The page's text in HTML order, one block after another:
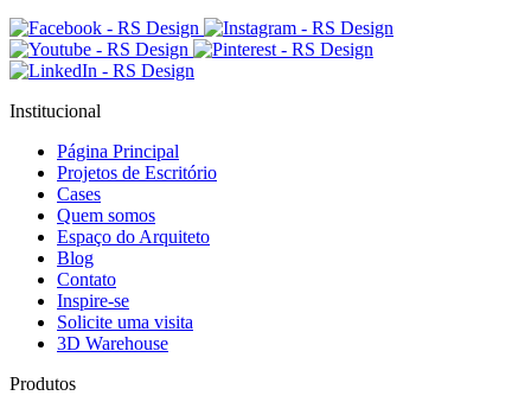
Institucional
Página Principal
Projetos de Escritório
Cases
Quem somos
Espaço do Arquiteto
Blog
Contato
Inspire-se
Solicite uma visita
3D Warehouse
Produtos